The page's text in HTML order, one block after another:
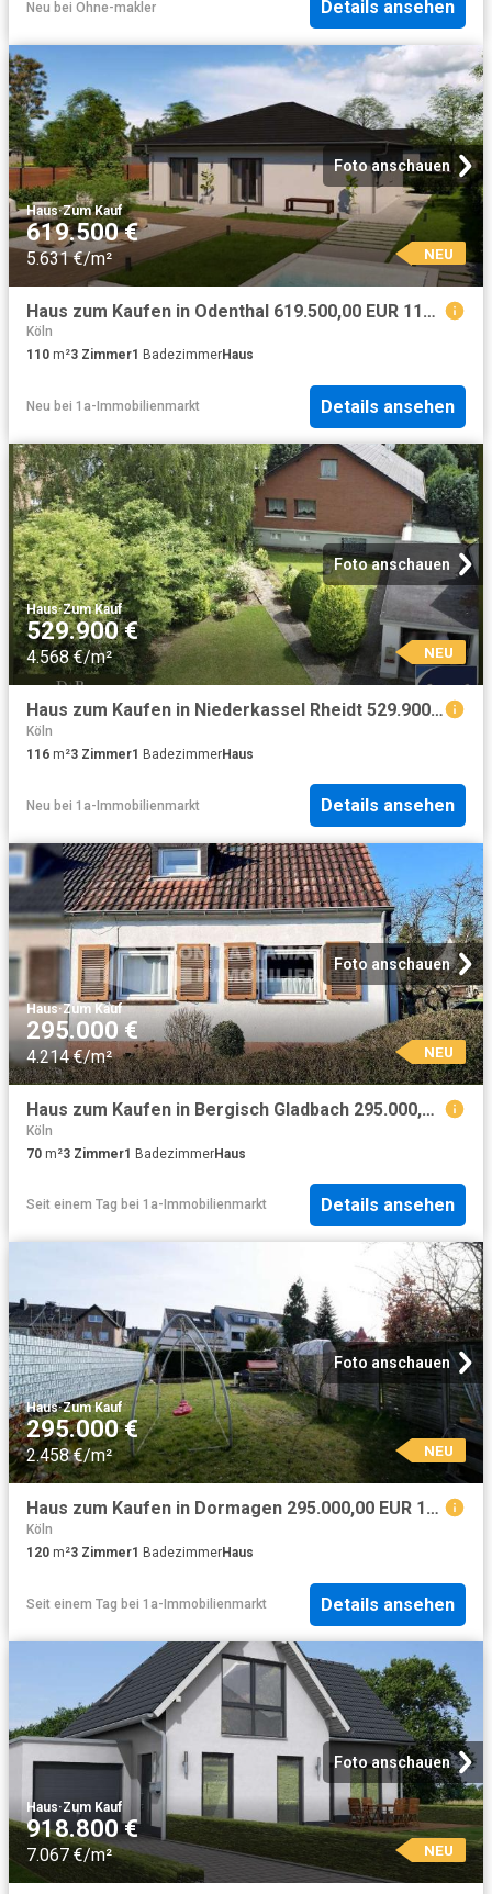
Neu bei Ohne-makler Details ansehen
Foto anschauen
Haus·Zum Kauf
619.500 €
5.631 €/m² NEU
Haus zum Kaufen in Odenthal 619.500,00 EUR 110 m²
Köln
110 m²3 Zimmer1 BadezimmerHaus
Neu bei 1a-Immobilienmarkt Details ansehen
Foto anschauen
Haus·Zum Kauf
529.900 €
4.568 €/m² NEU
Haus zum Kaufen in Niederkassel Rheidt 529.900,00 EUR 116 m²
Köln
116 m²3 Zimmer1 BadezimmerHaus
Neu bei 1a-Immobilienmarkt Details ansehen
Foto anschauen
Haus·Zum Kauf
295.000 €
4.214 €/m² NEU
Haus zum Kaufen in Bergisch Gladbach 295.000,00 EUR 70 m²
Köln
70 m²3 Zimmer1 BadezimmerHaus
Seit einem Tag bei 1a-Immobilienmarkt Details ansehen
Foto anschauen
Haus·Zum Kauf
295.000 €
2.458 €/m² NEU
Haus zum Kaufen in Dormagen 295.000,00 EUR 120 m²
Köln
120 m²3 Zimmer1 BadezimmerHaus
Seit einem Tag bei 1a-Immobilienmarkt Details ansehen
Foto anschauen
Haus·Zum Kauf
918.800 €
7.067 €/m² NEU